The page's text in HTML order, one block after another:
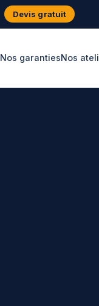
Devis gratuit
Nos garantiesNos